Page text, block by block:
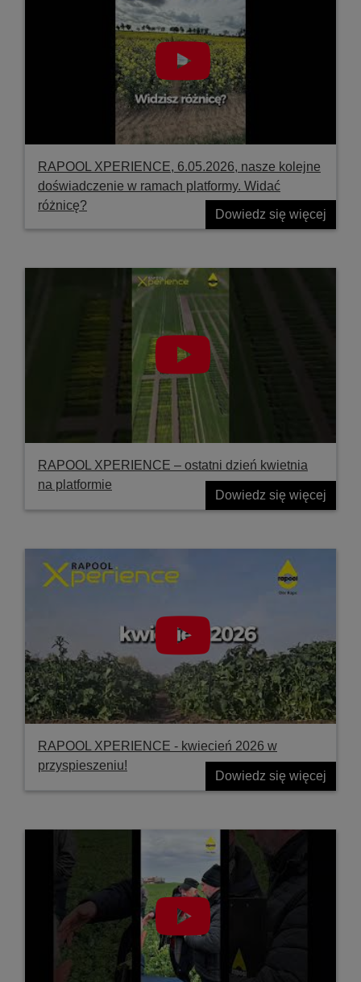
RAPOOL XPERIENCE, 6.05.2026, nasze kolejne
doświadczenie w ramach platformy. Widać
różnicę?
Dowiedz się więcej
RAPOOL XPERIENCE – ostatni dzień kwietnia
na platformie
Dowiedz się więcej
RAPOOL XPERIENCE - kwiecień 2026 w
przyspieszeniu!
Dowiedz się więcej